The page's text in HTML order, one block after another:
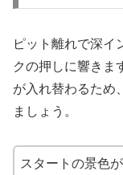
ピット離れで深イ
クの押しに響きま
が入れ替わるため
ましょう。
スタートの景色